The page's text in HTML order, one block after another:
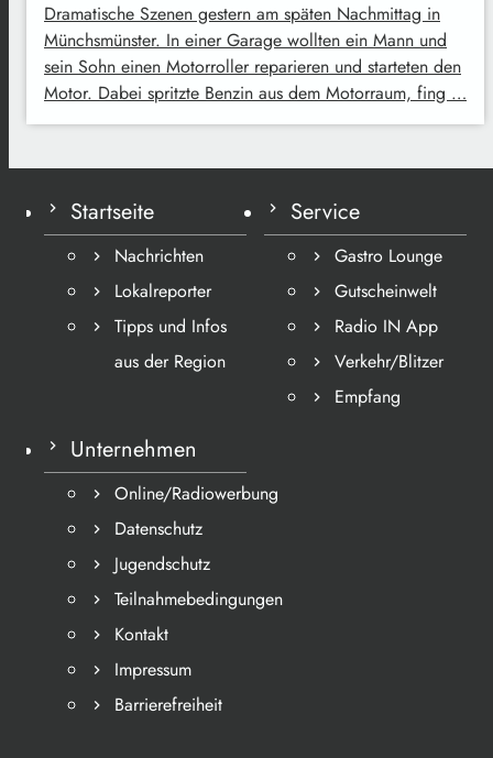
Dramatische Szenen gestern am späten Nachmittag in
Münchsmünster. In einer Garage wollten ein Mann und
sein Sohn einen Motorroller reparieren und starteten den
Motor. Dabei spritzte Benzin aus dem Motorraum, fing …
Startseite
Nachrichten
Lokalreporter
Tipps und Infos
aus der Region
Service
Gastro Lounge
Gutscheinwelt
Radio IN App
Verkehr/Blitzer
Empfang
Unternehmen
Online/Radiowerbung
Datenschutz
Jugendschutz
Teilnahmebedingungen
Kontakt
Impressum
Barrierefreiheit